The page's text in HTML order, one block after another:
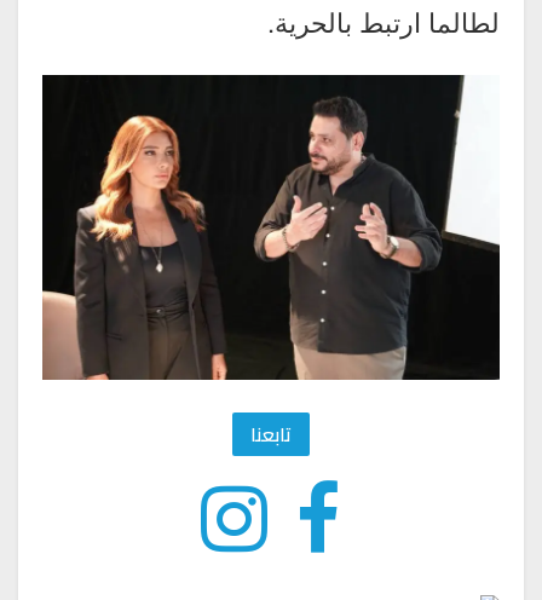
لطالما ارتبط بالحرية.
تابعنا